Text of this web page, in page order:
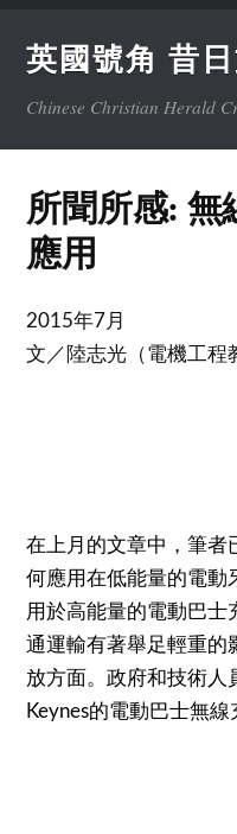
英國號角 昔
Chinese Christian Herald
所聞所感: 無
應用
2015年7月
文／陸志光（電機工程
在上月的文章中，筆者
何應用在低能量的電動
用於高能量的電動巴士
通運輸有著舉足輕重的
放方面。政府和技術
Keynes的電動巴士無線